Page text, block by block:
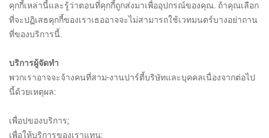
คุกกี้เหล่านี้และรู้ว่าตอนที่คุกกี้ถูกส่งมาเพื่ออุปกรณ์ของคุณ. ถ้าคุณเลือก
ที่จะปฏิเสธคุกกี้ของเราเธออาจจะไม่สามารถใช้เวทมนตร์บางอย่าถาน
ที่ของบริการนี้.
บริการผู้จัดทำ
พวกเราอาจจะจ้างคนที่สาม-งานปาร์ตี้บริษัทและบุคคลเนื่องจากต่อไป
นี้ด้วยเหตุผล:
เพื่อปของบริการ;
เพื่อให้บริการของเราแทน;